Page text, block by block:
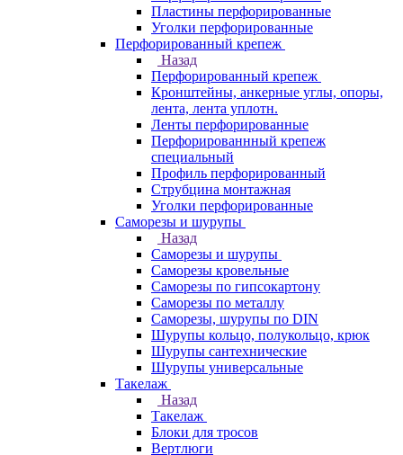
Пластины перфорированные
Уголки перфорированные
Перфорированный крепеж
Назад
Перфорированный крепеж
Кронштейны, анкерные углы, опоры,
лента, лента уплотн.
Ленты перфорированные
Перфорированнный крепеж
специальный
Профиль перфорированный
Струбцина монтажная
Уголки перфорированные
Саморезы и шурупы
Назад
Саморезы и шурупы
Саморезы кровельные
Саморезы по гипсокартону
Саморезы по металлу
Саморезы, шурупы по DIN
Шурупы кольцо, полукольцо, крюк
Шурупы сантехнические
Шурупы универсальные
Такелаж
Назад
Такелаж
Блоки для тросов
Вертлюги